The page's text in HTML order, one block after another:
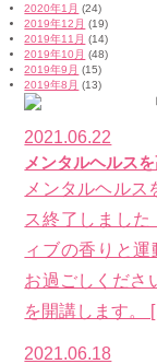
2020年1月 (24)
2019年12月 (19)
2019年11月 (14)
2019年10月 (48)
2019年9月 (15)
2019年8月 (13)
2021.06.22
メンタルヘルス
メンタルヘルス
ス終了しまし
ィブの香りと
お過ごしくださ
を開講します。
2021.06.18